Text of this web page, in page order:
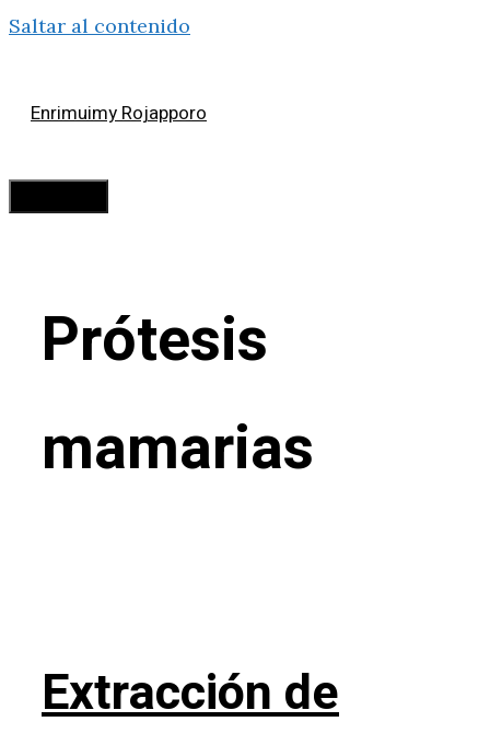
Saltar al contenido
Enrimuimy Rojapporo
Prótesis
mamarias
Extracción de